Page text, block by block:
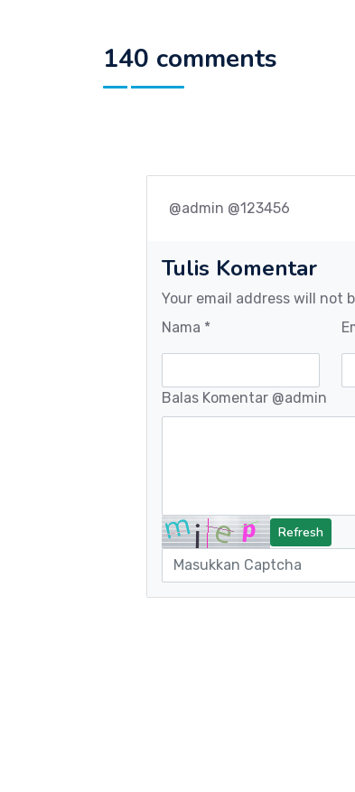
140 comments
@admin @123456
Tulis Komentar
Your email address will not
Nama *
Balas Komentar @admin
Refresh